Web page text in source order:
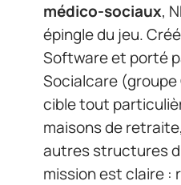
médico-sociaux,
épingle du jeu.
Software et porté
Socialcare (groupe
cible tout
maisons de
autres structures
mission est claire :